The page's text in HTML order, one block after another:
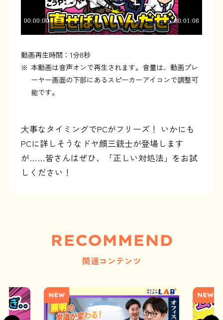
動画再生時間：1分8秒
※ 本動画は音声オンで再生されます。音量は、動画プレ
ーヤー画面の下部にあるスピーカーアイコンで調整可
能です。
大事なタイミングでPCがフリーズ！ いかにも
PCに詳しそうなドヤ顔三銃士が登場します
が……皆さんはぜひ、「正しい対処法」をお試
しください！
RECOMMEND
関連コンテンツ
NEW NEW